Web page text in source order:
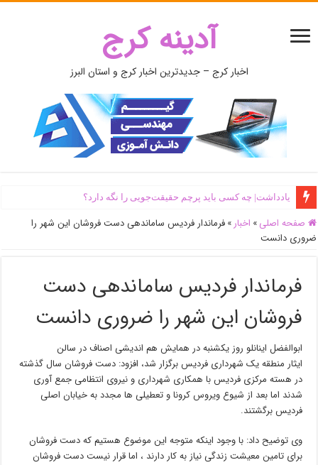
آدینه کرج
اخبار کرج – جدیدترین اخبار کرج و استان البرز
یادداشت| ‌چه کسی باید پرچم حقیقت‌جویی را نگه دارد؟
صفحه اصلی » اخبار » فرماندار فردیس ساماندهی دست فروشان این شهر را
ضروری دانست
فرماندار فردیس ساماندهی دست
فروشان این شهر را ضروری دانست
ابوالفضل اینانلو روز یکشنبه در همایش هم اندیشی اصناف در سالن
ایثار منطقه یک شهرداری فردیس برگزار شد، افزود: دست فروشان سال گذشته
در هسته مرکزی فردیس با همکاری شهرداری و نیروی انتظامی جمع آوری
شدند اما بعد از شیوع ویروس کرونا و تعطیلی ها مجدد به خیابان اصلی
فردیس برگشتند.
وی توضیح داد: با وجود اینکه متوجه این موضوع هستیم که دست فروشان
برای تامین معیشت زندگی نیاز به کار دارند ، اما قرار نیست دست فروشان